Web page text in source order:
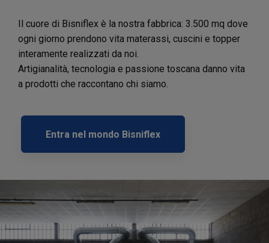
Il cuore di Bisniflex è la nostra fabbrica: 3.500 mq dove
ogni giorno prendono vita materassi, cuscini e topper
interamente realizzati da noi.
Artigianalità, tecnologia e passione toscana danno vita
a prodotti che raccontano chi siamo.
Entra nel mondo Bisniflex